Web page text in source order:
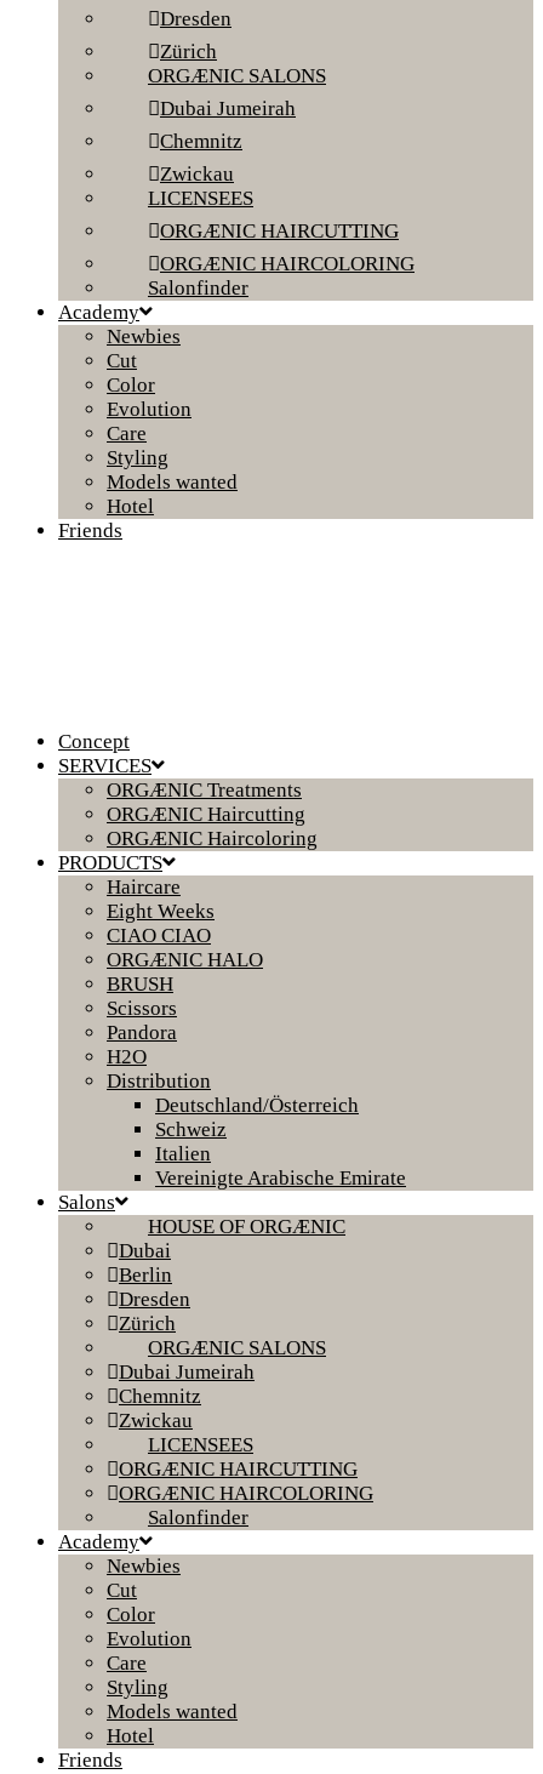
Dresden
Zürich
ORGÆNIC SALONS
Dubai Jumeirah
Chemnitz
Zwickau
LICENSEES
ORGÆNIC HAIRCUTTING
ORGÆNIC HAIRCOLORING
Salonfinder
Academy
Newbies
Cut
Color
Evolution
Care
Styling
Models wanted
Hotel
Friends
Concept
SERVICES
ORGÆNIC Treatments
ORGÆNIC Haircutting
ORGÆNIC Haircoloring
PRODUCTS
Haircare
Eight Weeks
CIAO CIAO
ORGÆNIC HALO
BRUSH
Scissors
Pandora
H2O
Distribution
Deutschland/Österreich
Schweiz
Italien
Vereinigte Arabische Emirate
Salons
HOUSE OF ORGÆNIC
Dubai
Berlin
Dresden
Zürich
ORGÆNIC SALONS
Dubai Jumeirah
Chemnitz
Zwickau
LICENSEES
ORGÆNIC HAIRCUTTING
ORGÆNIC HAIRCOLORING
Salonfinder
Academy
Newbies
Cut
Color
Evolution
Care
Styling
Models wanted
Hotel
Friends